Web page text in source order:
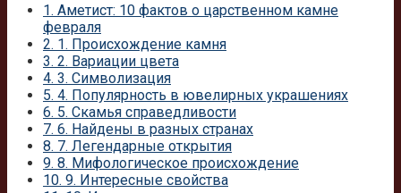
1. Аметист: 10 фактов о царственном камне
февраля
2. 1. Происхождение камня
3. 2. Вариации цвета
4. 3. Символизация
5. 4. Популярность в ювелирных украшениях
6. 5. Скамья справедливости
7. 6. Найдены в разных странах
8. 7. Легендарные открытия
9. 8. Мифологическое происхождение
10. 9. Интересные свойства